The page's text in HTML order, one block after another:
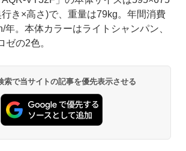
き×高さ)で、重量は79kg。年間消費
年。本体カラーはライトシャンパン、
ゼの2色。
索で当サイトの記事を優先表示させる